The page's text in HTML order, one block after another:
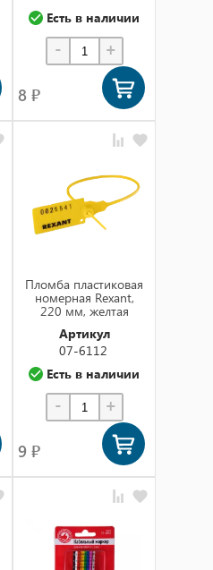
Есть в наличии
- +
8 ₽
Пломба пластиковая
номерная Rexant,
220 мм, желтая
Артикул
07-6112
Есть в наличии
- +
9 ₽